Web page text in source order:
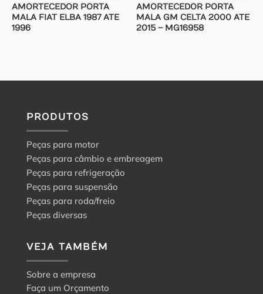
AMORTECEDOR PORTA
MALA FIAT ELBA 1987 ATE
1996
AMORTECEDOR PORTA
MALA GM CELTA 2000 ATE
2015 – MG16958
PRODUTOS
Peças para motor
Peças para câmbio e embreagem
Peças para refrigeração
Peças para suspensão
Peças para roda/freio
Peças diversas
VEJA TAMBÉM
Sobre a empresa
Faça um Orçamento